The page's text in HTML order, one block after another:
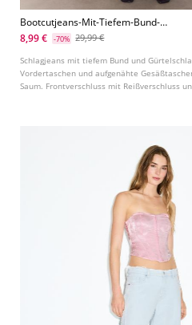
Bootcutjeans-Mit-Tiefem-Bund-
L07364590
8,99 € -70% 29,99 €
Schlagjeans mit tiefem Bund und
Vordertaschen und aufgenähte
Saum. Frontverschluss mit Reißverschluss